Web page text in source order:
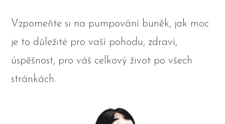
Vzpomeňte si na pumpování buněk, jak moc
je to důležité pro vaší pohodu, zdraví,
úspěšnost, pro váš celkový život po všech
stránkách.